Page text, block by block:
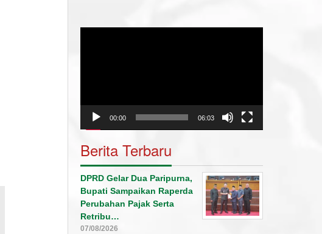
00:00 06:03
Berita Terbaru
DPRD Gelar Dua Paripurna,
Bupati Sampaikan Raperda
Perubahan Pajak Serta
Retribu…
07/08/2026